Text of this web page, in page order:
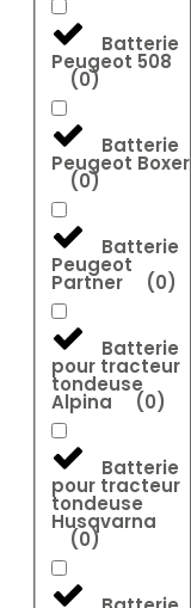
Batterie
Peugeot 508
(0)
Batterie
Peugeot Boxer
(0)
Batterie
Peugeot
Partner (0)
Batterie
pour tracteur
tondeuse
Alpina (0)
Batterie
pour tracteur
tondeuse
Husqvarna
(0)